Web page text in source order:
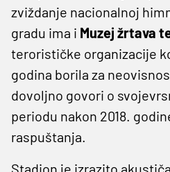
zviždanje nacionalnoj
gradu ima i Muzej žrtava
terorističke organizacije
godina borila za
dovoljno govori o
periodu nakon 2018.
raspuštanja.
Stadion je izrazito